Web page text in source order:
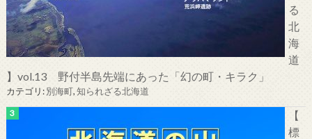
る
北
海
道
】vol.13 野付半島先端にあった「幻の町・キラク」
カテゴリ:別海町,知られざる北海道
【
標